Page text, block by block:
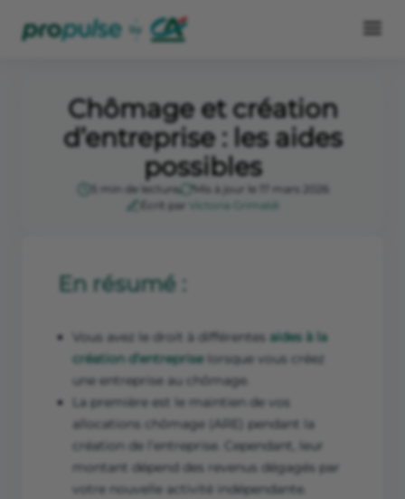
Chômage et création
d’entreprise : les aides
possibles
5 min de lecture
Mis à jour le 17 mars 2026
Écrit par
Victoria Grimaldi
En résumé :
Vous avez le droit à différentes aides à la
création d’entrepriselorsque vous créez
une entreprise au chômage.
La première est le maintien de vos
allocations chômage (ARE) pendant la
création de l’entreprise. Cependant, leur
montant dépend des revenus dégagés par
votre nouvelle activité indépendante.